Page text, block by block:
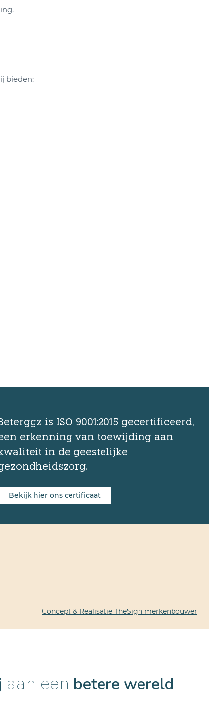
bieden:
is ISO 9001:2015 gecertificeerd,
erkenning van toewijding aan
in de geestelijke
Bekijk hier ons certificaat
Concept & Realisatie TheSign merkenbouwer
aan een betere wereld